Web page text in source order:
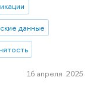
данные
16 апреля 2025